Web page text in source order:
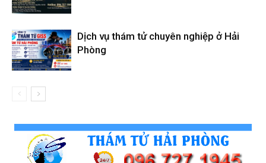
Dịch vụ thám tử chuyên nghiệp ở Hải
Phòng